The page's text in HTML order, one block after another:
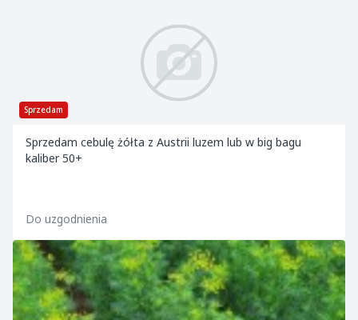
Sprzedam
Sprzedam cebulę żółta z Austrii luzem lub w big bagu
kaliber 50+
Do uzgodnienia